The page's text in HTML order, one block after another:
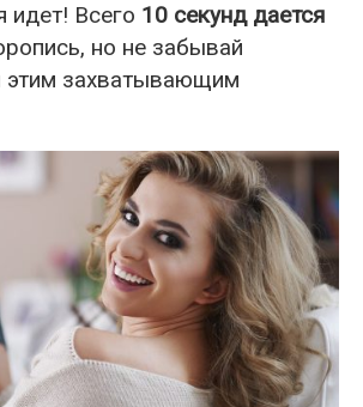
идет! Всего 10 секунд дается
но не забывай
этим захватывающим